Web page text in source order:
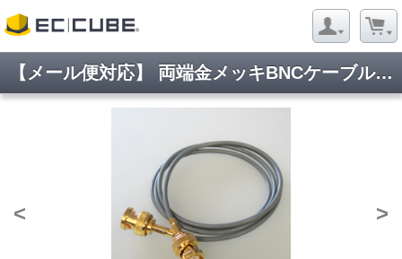
【メール便対応】 両端金メッキBNCケーブル(1.5D-QEV) 6.0m
< >